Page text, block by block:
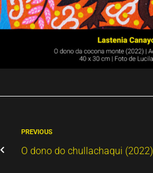
PREVIOUS
O dono do chullachaqui (2022)